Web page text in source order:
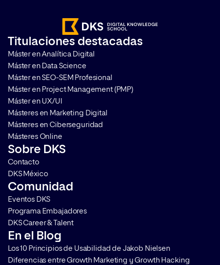
Titulaciones destacadas
Máster en Analítica Digital
Máster en Data Science
Máster en SEO-SEM Profesional
Máster en Project Management (PMP)
Máster en UX/UI
Másteres en Marketing Digital
Másteres en Ciberseguridad
Másteres Online
Sobre DKS
Contacto
DKS México
Comunidad
Eventos DKS
Programa Embajadores
DKS Career & Talent
En el Blog
Los 10 Principios de Usabilidad de Jakob Nielsen
Diferencias entre Growth Marketing y Growth Hacking